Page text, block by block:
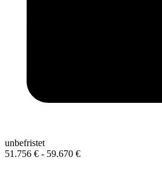
unbefristet
51.756 € - 59.670 €